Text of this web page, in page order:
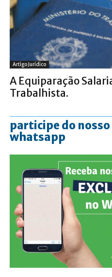
Artigo Jurídico
A Equiparação
Trabalhista.
participe do
whatsapp